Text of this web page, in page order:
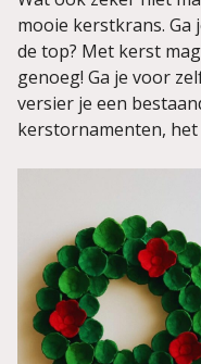
mooie kerstkrans.
de top? Met kerst
genoeg! Ga je voor
versier je een
kerstornamenten, het